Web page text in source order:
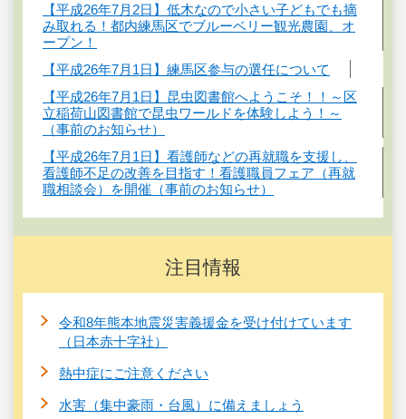
【平成26年7月2日】低木なので小さい子どもでも摘
み取れる！都内練馬区でブルーベリー観光農園、オ
ープン！
【平成26年7月1日】練馬区参与の選任について
【平成26年7月1日】昆虫図書館へようこそ！！～区
立稲荷山図書館で昆虫ワールドを体験しよう！～
（事前のお知らせ）
【平成26年7月1日】看護師などの再就職を支援し、
看護師不足の改善を目指す！看護職員フェア（再就
職相談会）を開催（事前のお知らせ）
注目情報
令和8年熊本地震災害義援金を受け付けています
（日本赤十字社）
熱中症にご注意ください
水害（集中豪雨・台風）に備えましょう